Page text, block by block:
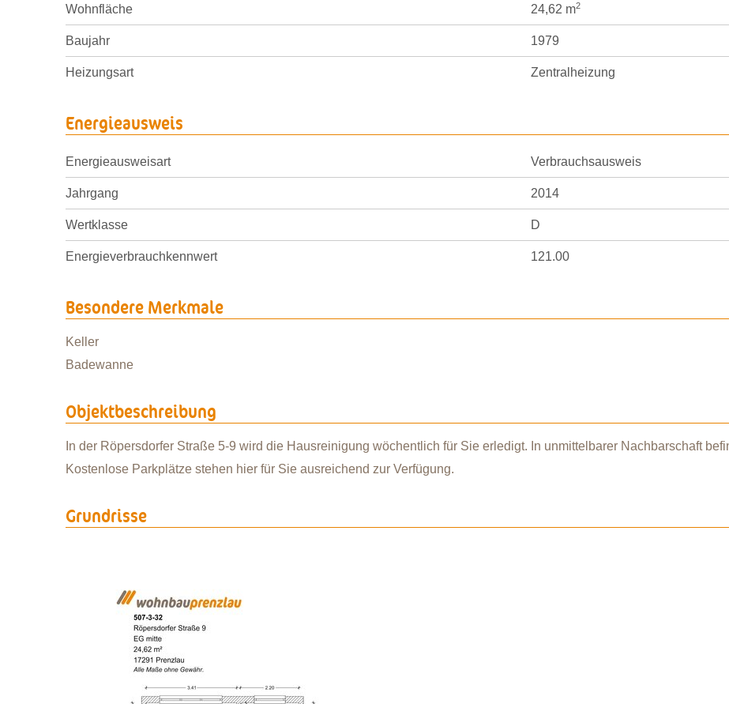
Wohnfläche 24,62 m2
Baujahr 1979
Heizungsart Zentralheizung
Energieausweis
Energieausweisart Verbrauchsausweis
Jahrgang 2014
Wertklasse D
Energieverbrauchkennwert 121.00
Besondere Merkmale
Keller
Badewanne
Objektbeschreibung
In der Röpersdorfer Straße 5-9 wird die Hausreinigung wöchentlich für Sie erledigt. In unmittelbarer Nachbarschaft
Kostenlose Parkplätze stehen hier für Sie ausreichend zur Verfügung.
Grundrisse